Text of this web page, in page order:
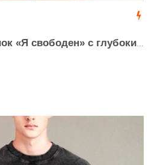
свободен» с глубоким смыслом